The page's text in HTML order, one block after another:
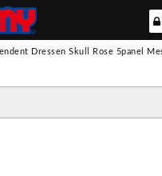
Dressen Skull Rose 5panel